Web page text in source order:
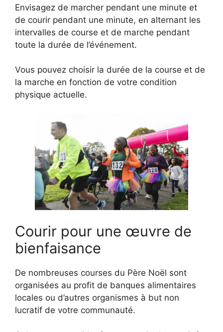
Envisagez de marcher pendant une minute et
de courir pendant une minute, en alternant les
intervalles de course et de marche pendant
toute la durée de l’événement.
Vous pouvez choisir la durée de la course et de
la marche en fonction de votre condition
physique actuelle.
Courir pour une œuvre de
bienfaisance
De nombreuses courses du Père Noël sont
organisées au profit de banques alimentaires
locales ou d’autres organismes à but non
lucratif de votre communauté.